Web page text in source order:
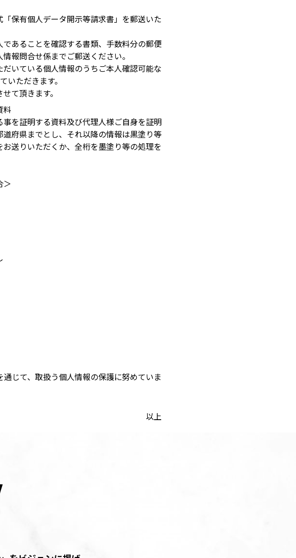
保有個人データ開示等請求書」を郵送いた
あることを確認する書類、手数料分の郵便
報問合せ係までご郵送ください。
いている個人情報のうちご本人確認可能な
ただきます。
て頂きます。
料
を証明する資料及び代理人様ご自身を証明
府県までとし、それ以降の情報は黒塗り等
送りいただくか、全桁を墨塗り等の処理を
＞
じて、取扱う個人情報の保護に努めていま
以上